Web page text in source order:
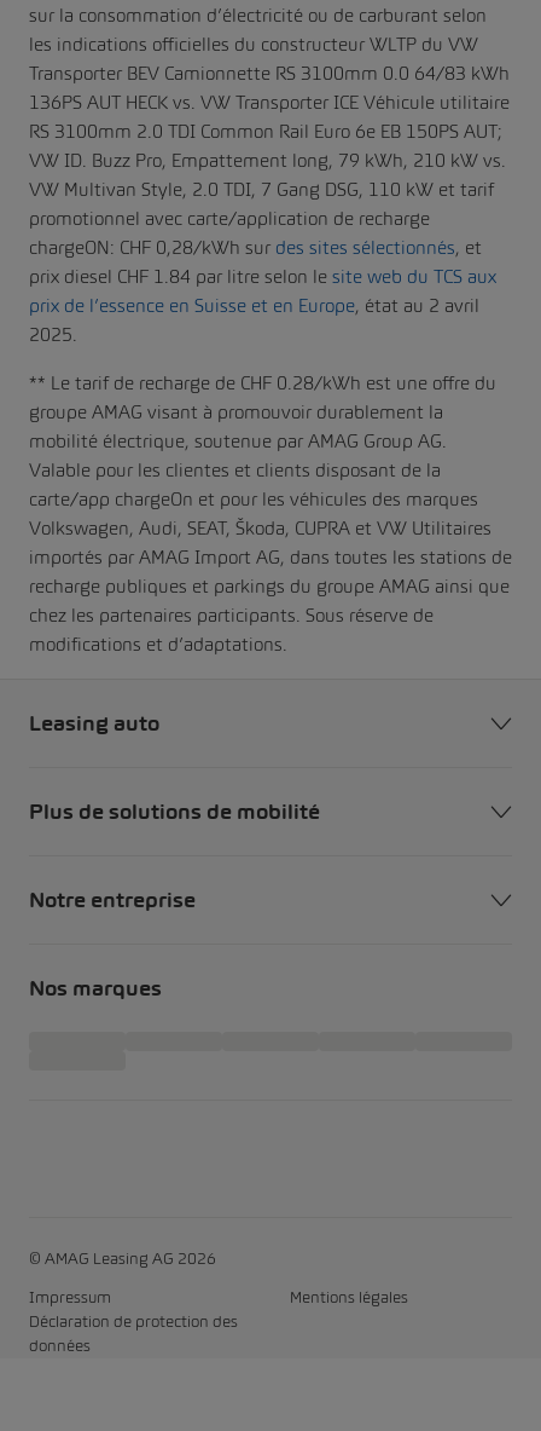
sur la consommation d’électricité ou de carburant selon
les indications officielles du constructeur WLTP du VW
Transporter BEV Camionnette RS 3100mm 0.0 64/83 kWh
136PS AUT HECK vs. VW Transporter ICE Véhicule utilitaire
RS 3100mm 2.0 TDI Common Rail Euro 6e EB 150PS AUT;
VW ID. Buzz Pro, Empattement long, 79 kWh, 210 kW vs.
VW Multivan Style, 2.0 TDI, 7 Gang DSG, 110 kW et tarif
promotionnel avec carte/application de recharge
chargeON: CHF 0,28/kWh sur des sites sélectionnés, et
prix diesel CHF 1.84 par litre selon le site web du TCS aux
prix de l’essence en Suisse et en Europe, état au 2 avril
2025.
** Le tarif de recharge de CHF 0.28/kWh est une offre du
groupe AMAG visant à promouvoir durablement la
mobilité électrique, soutenue par AMAG Group AG.
Valable pour les clientes et clients disposant de la
carte/app chargeOn et pour les véhicules des marques
Volkswagen, Audi, SEAT, Škoda, CUPRA et VW Utilitaires
importés par AMAG Import AG, dans toutes les stations de
recharge publiques et parkings du groupe AMAG ainsi que
chez les partenaires participants. Sous réserve de
modifications et d’adaptations.
Leasing auto
Plus de solutions de mobilité
Notre entreprise
Nos marques
© AMAG Leasing AG 2026
Impressum
Mentions légales
Déclaration de protection des
données